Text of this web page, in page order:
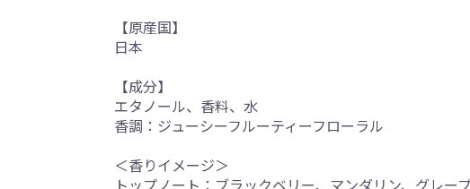
【原産国】
日本
【成分】
エタノール、香料、水
香調：ジューシーフルーティーフローラル
＜香りイメージ＞